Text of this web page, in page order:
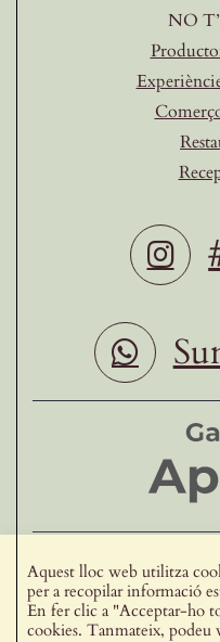
NO
Ho
Vull
Aquest lloc web utilitza
per a recopilar informació
En fer clic a "Acceptar-ho
cookies. Tanmateix, podeu